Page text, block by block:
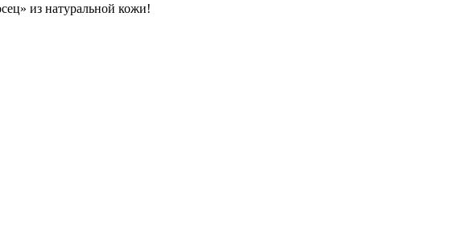
из натуральной кожи!